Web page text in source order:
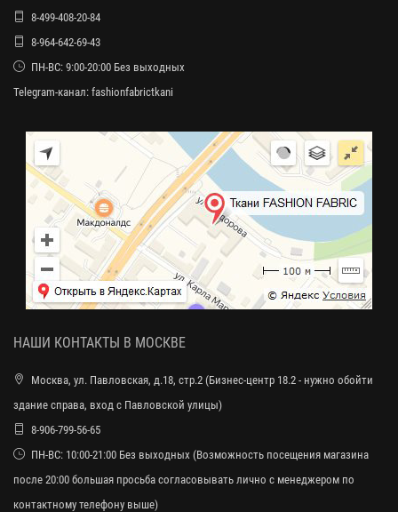
8-499-408-20-84
8-964-642-69-43
ПН-ВС: 9:00-20:00 Без выходных
Telegram-канал: fashionfabrictkani
НАШИ КОНТАКТЫ В МОСКВЕ
Москва, ул. Павловская, д.18, стр.2 (Бизнес-центр 18.2 - нужно обойти
здание справа, вход с Павловской улицы)
8-906-799-56-65
ПН-ВС: 10:00-21:00 Без выходных (Возможность посещения магазина
после 20:00 большая просьба согласовывать лично с менеджером по
контактному телефону выше)